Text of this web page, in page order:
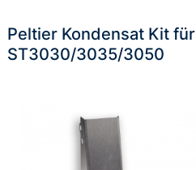
Peltier Kondensat Kit für
ST3030/3035/3050